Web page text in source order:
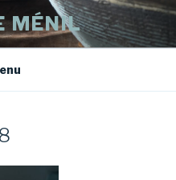
MÉNIL